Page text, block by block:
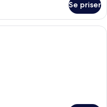
Se priser
Et hotelværelse med en stor seng, et